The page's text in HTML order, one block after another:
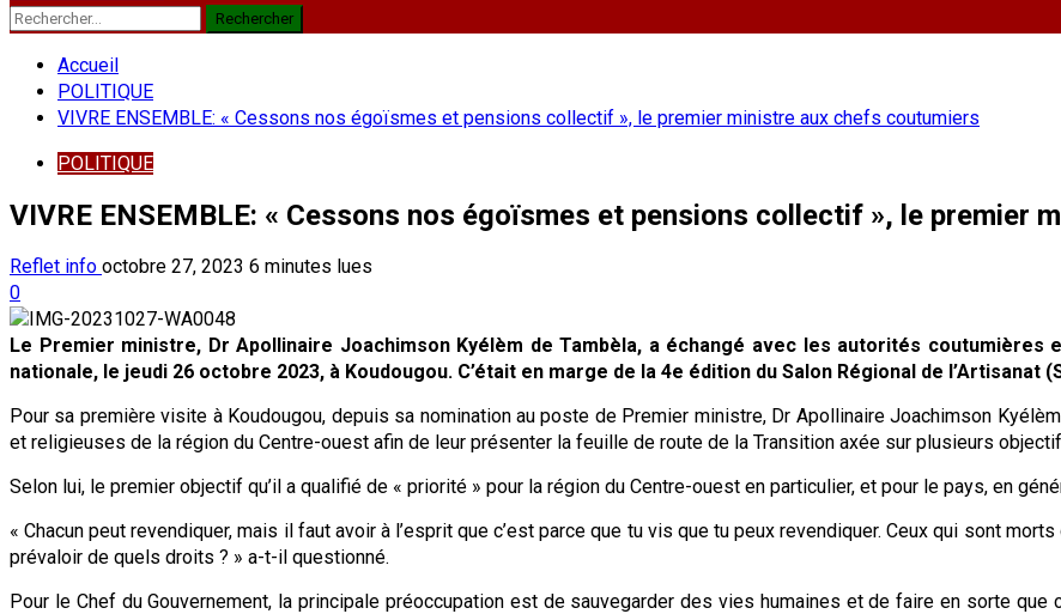
Rechercher :
Accueil
POLITIQUE
VIVRE ENSEMBLE: « Cessons nos égoïsmes et pensions collectif », le premier ministre aux chefs coutumiers
POLITIQUE
VIVRE ENSEMBLE: « Cessons nos égoïsmes et pensions collectif », le premier
Reflet info octobre 27, 2023 6 minutes lues
0
Le Premier ministre, Dr Apollinaire Joachimson Kyélèm de Tambèla, a échangé avec les autorités
nationale, le jeudi 26 octobre 2023, à Koudougou. C’était en marge de la 4e édition du Salon Régional de l’Artisanat
Pour sa première visite à Koudougou, depuis sa nomination au poste de Premier ministre, Dr Apollinaire Joachimson
et religieuses de la région du Centre-ouest afin de leur présenter la feuille de route de la Transition axée sur plusieurs
Selon lui, le premier objectif qu’il a qualifié de « priorité » pour la région du Centre-ouest en particulier, et pour le pays, en
« Chacun peut revendiquer, mais il faut avoir à l’esprit que c’est parce que tu vis que tu peux revendiquer. Ceux qui sont
prévaloir de quels droits ? » a-t-il questionné.
Pour le Chef du Gouvernement, la principale préoccupation est de sauvegarder des vies humaines et de faire en sorte